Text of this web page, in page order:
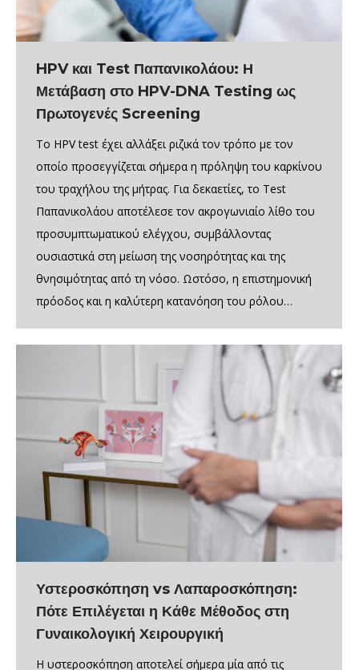
HPV και Test Παπανικολάου: Η
Μετάβαση στο HPV-DNA Testing ως
Πρωτογενές Screening
Το HPV test έχει αλλάξει ριζικά τον τρόπο με τον
οποίο προσεγγίζεται σήμερα η πρόληψη του καρκίνου
του τραχήλου της μήτρας. Για δεκαετίες, το Test
Παπανικολάου αποτέλεσε τον ακρογωνιαίο λίθο του
προσυμπτωματικού ελέγχου, συμβάλλοντας
ουσιαστικά στη μείωση της νοσηρότητας και της
θνησιμότητας από τη νόσο. Ωστόσο, η επιστημονική
πρόοδος και η καλύτερη κατανόηση του ρόλου…
Υστεροσκόπηση vs Λαπαροσκόπηση:
Πότε Επιλέγεται η Κάθε Μέθοδος στη
Γυναικολογική Χειρουργική
Η υστεροσκόπηση αποτελεί σήμερα μία από τις